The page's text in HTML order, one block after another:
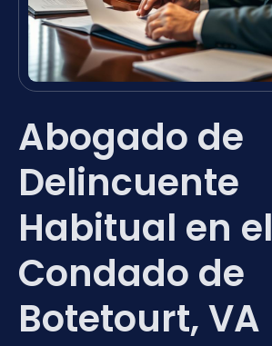
Abogado de
Delincuente
Habitual en el
Condado de
Botetourt, VA